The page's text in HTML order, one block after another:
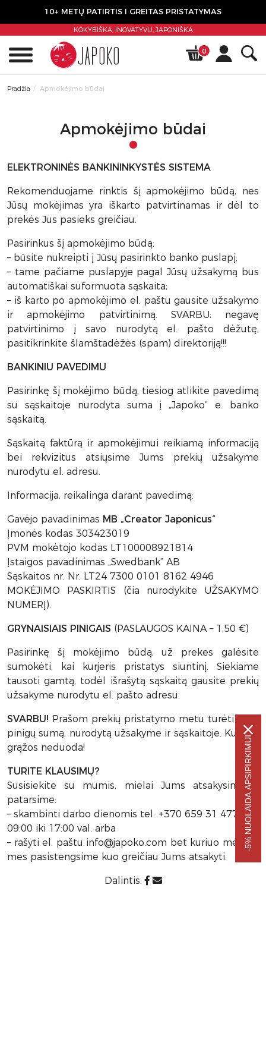
10+ METŲ PATIRTIS I GREITAS PRISTATYMAS
KOKYBIŠKA, INOVATYVU,JAPONIŠKA
0
Pradžia Apmokėjimo būdai
Apmokėjimo būdai
ELEKTRONINĖS BANKININKYSTĖS SISTEMA
Rekomenduojame rinktis šį apmokėjimo būdą, nes
Jūsų mokėjimas yra iškarto patvirtinamas ir dėl to
prekės Jus pasieks greičiau.
Pasirinkus šį apmokėjimo būdą:
– būsite nukreipti į Jūsų pasirinkto banko puslapį;
– tame pačiame puslapyje pagal Jūsų užsakymą bus
automatiškai suformuota sąskaita;
– iš karto po apmokėjimo el. paštu gausite užsakymo
ir apmokėjimo patvirtinimą. SVARBU: negavę
patvirtinimo į savo nurodytą el. pašto dėžutę,
pasitikrinkite šlamštadėžės (spam) direktoriją!!!
BANKINIU PAVEDIMU
Pasirinkę šį mokėjimo būdą, tiesiog atlikite pavedimą
su sąskaitoje nurodyta suma į „Japoko“ e. banko
sąskaitą.
Sąskaitą faktūrą ir apmokėjimui reikiamą informaciją
bei rekvizitus atsiųsime Jums prekių užsakyme
nurodytu el. adresu.
Informacija, reikalinga darant pavedimą:
Gavėjo pavadinimas MB „Creator Japonicus“
Įmonės kodas 303423019
PVM mokėtojo kodas LT100008921814
Įstaigos pavadinimas „Swedbank” AB
Sąskaitos nr. Nr. LT24 7300 0101 8162 4946
MOKĖJIMO PASKIRTIS (čia nurodykite UŽSAKYMO
NUMERĮ).
GRYNAISIAIS PINIGAIS (PASLAUGOS KAINA – 1,50 €)
Pasirinkę šį mokėjimo būdą, už prekes galėsite
sumokėti, kai kurjeris pristatys siuntinį. Siekiame
tausoti gamtą, todėl išrašytą sąskaitą gausite prekių
užsakyme nurodytu el. pašto adresu.
SVARBU! Prašom prekių pristatymo metu turėti lygią
pinigų sumą, nurodytą užsakyme ir sąskaitoje. Kurjeris
grąžos neduoda!
TURITE KLAUSIMŲ?
Susisiekite su mumis, mielai Jums atsakysime ir
patarsime:
– skambinti darbo dienomis tel. +370 659 31 477 nuo
09:00 iki 17:00 val. arba
– rašyti el. paštu info@japoko.com bet kuriuo metu, ir
mes pasistengsime kuo greičiau Jums atsakyti.
Dalintis:
-5% NUOLAIDA APSIPIRKIMUI